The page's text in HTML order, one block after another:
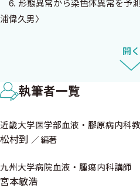
ドラインだけでは不十分な部分を
として追加した．また，ガイドラ
ださった著者は，いずれも担当領
ーダーであり，各回答が適確かつ
読者の先生方の日常診療の一助と
2015年3月
近畿大学医学部血液・膠原病内
6. 形態異常から染色体異常を
浦偉久男〉
1. 予後分類の現状と今後考慮さ
冨田章裕〉
2. 日常診療でFLT3，KITなどの
3. nonAPLに対してIDR（DNR）
は？ 〈前田嘉信〉
4. AMLの寛解導入療法における
5. 寛解導入療法が奏効しなかっ
開く
執筆者一覧
近畿大学医学部血液・膠原病内科
松村到 編著
九州大学病院血液・腫瘍内科講師
宮本敏浩